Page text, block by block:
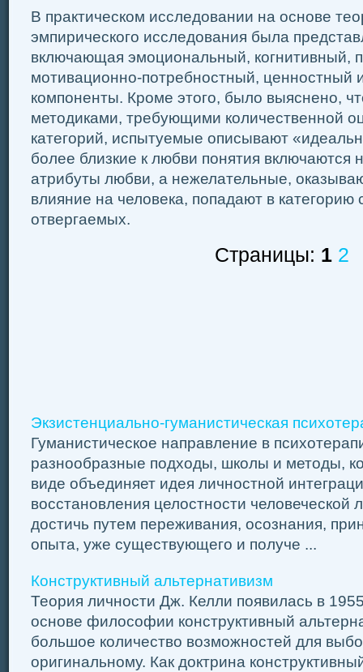
В практическом исследовании на основе
эмпирического исследования была
включающая эмоциональный, когнитивный,
мотивационно-потребностный, ценностный
компоненты. Кроме этого, было выяснено,
методиками, требующими количественной
категорий, испытуемые описывают
более близкие к любви понятия включаются
атрибуты любви, а нежелательные,
влияние на человека, попадают в категорию
отвергаемых.
Страницы: 1 2
Экзистенциально-гуманистическая
Гуманистическое направление в
разнообразные подходы, школы и методы,
виде объединяет идея личностной
восстановления целостности человеческой
достичь путем переживания, осознания,
опыта, уже существующего и получе ...
Конструктивный альтернативизм
Теория личности Дж. Келли появилась в
основе философии конструктивный
большое количество возможностей для
оригинальному. Как доктрина